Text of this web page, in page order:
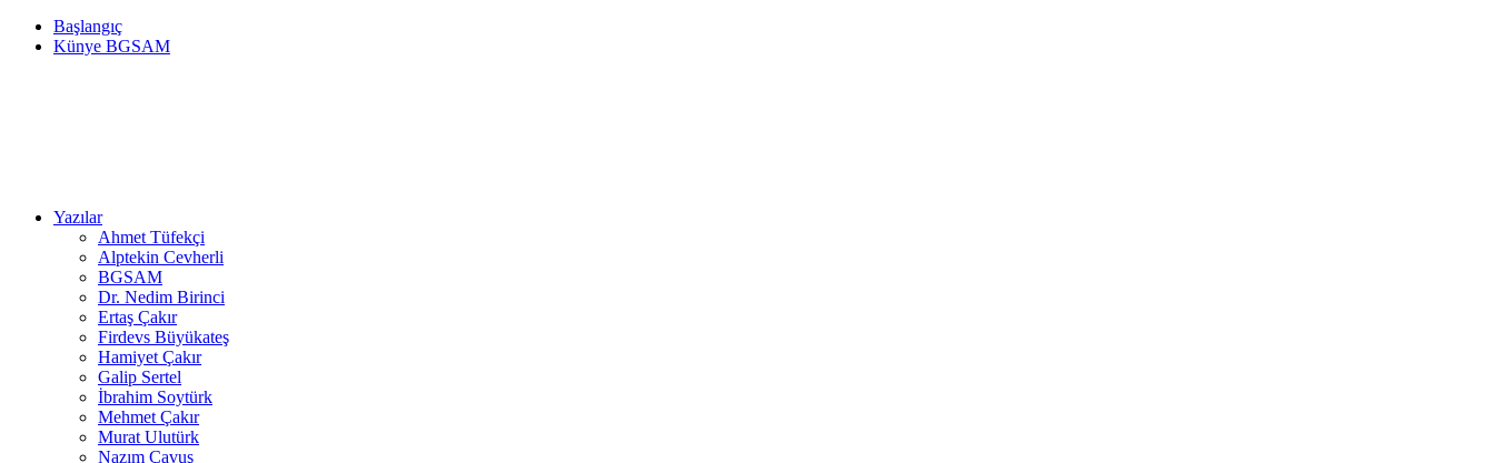
Başlangıç
Künye BGSAM
Yazılar
Ahmet Tüfekçi
Alptekin Cevherli
BGSAM
Dr. Nedim Birinci
Ertaş Çakır
Firdevs Büyükateş
Hamiyet Çakır
Galip Sertel
İbrahim Soytürk
Mehmet Çakır
Murat Ulutürk
Nazım Çavuş